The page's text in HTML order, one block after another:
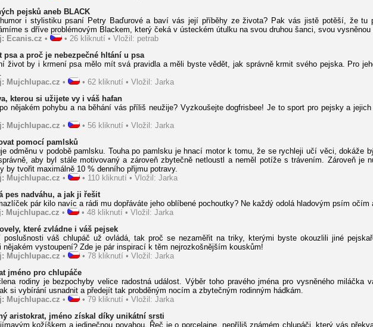
pejsků aneb BLACK
i stylistiku psaní Petry Baďurové a baví vás její příběhy ze života? Pak vás jistě potěší, že tu
s dříve problémovým Blackem, který čeká v ústeckém útulku na svou druhou šanci, svou vysněnou
Ecanis.cz •
• 26 kliknutí • Vložil: petrab
psa a proč je nebezpečné hltání u psa
život by i krmení psa mělo mít svá pravidla a měli byste vědět, jak správně krmit svého pejska. Pro
Mujchlupac.cz •
• 62 kliknutí • Vložil: Jarka
kterou si užijete vy i váš hafan
nějakém pohybu a na běhání vás příliš neužije? Vyzkoušejte dogfrisbee! Je to sport pro pejsky a
Mujchlupac.cz •
• 56 kliknutí • Vložil: Jarka
pomocí pamlsků
odměnu v podobě pamlsku. Touha po pamlsku je hnací motor k tomu, že se rychleji učí věci, dokáže
aby byl stále motivovaný a zároveň zbytečně netloustl a neměl potíže s trávením. Zároveň je
by tvořit maximálně 10 % denního přijmu potravy.
Mujchlupac.cz •
• 110 kliknutí • Vložil: Jarka
pes nadváhu, a jak ji řešit
pár kilo navíc a rádi mu dopřáváte jeho oblíbené pochoutky? Ne každý odolá hladovým psím
Mujchlupac.cz •
• 48 kliknutí • Vložil: Jarka
které zvládne i váš pejsek
poslušnosti váš chlupáč už ovládá, tak proč se nezaměřit na triky, kterými byste okouzlili jiné
nějakém vystoupení? Zde je pár inspirací k těm nejrozkošnějším kouskům!
Mujchlupac.cz •
• 78 kliknutí • Vložil: Jarka
jméno pro chlupáče
rodiny je bezpochyby velice radostná událost. Výběr toho pravého jména pro vysněného miláčka
si vybírání usnadnit a předejít tak probděným nocím a zbytečným rodinným hádkám.
Mujchlupac.cz •
• 79 kliknutí • Vložil: Jarka
aristokrat, jméno získal díky unikátní srsti
kožíškem a jedinečnou povahou. Řeč je o porcelaine, nepříliš známém chlupáči, který vás